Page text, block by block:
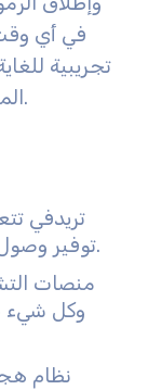
تجريبية
المستقبل على الأرجح ليس سيناريو إما أو.
تريدفي
توفير وصول آمن ومنظم إلى الأصول الرئيسية.
منصات
نظام